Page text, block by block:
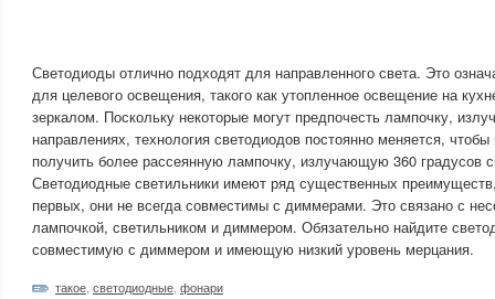
Светодиоды отлично подходят для направленного света. Это
для целевого освещения, такого как утопленное освещение на
зеркалом. Поскольку некоторые могут предпочесть лампочку,
направлениях, технология светодиодов постоянно меняется,
получить более рассеянную лампочку, излучающую 360 градусов
Светодиодные светильники имеют ряд существенных
первых, они не всегда совместимы с диммерами. Это связано с
лампочкой, светильником и диммером. Обязательно найдите
совместимую с диммером и имеющую низкий уровень мерцания.
такое светодиодные фонари